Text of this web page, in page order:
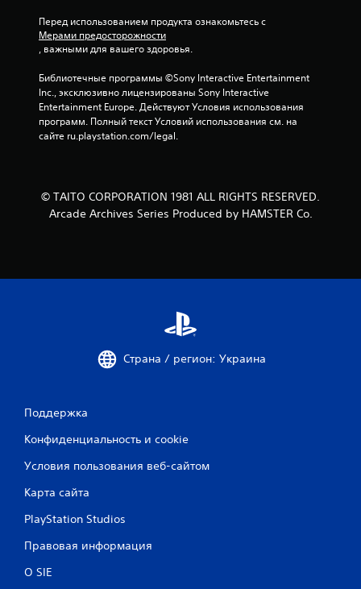
Перед использованием продукта ознакомьтесь с
Мерами предосторожности
, важными для вашего здоровья.
Библиотечные программы ©Sony Interactive Entertainment
Inc., эксклюзивно лицензированы Sony Interactive
Entertainment Europe. Действуют Условия использования
программ. Полный текст Условий использования см. на
сайте ru.playstation.com/legal.
© TAITO CORPORATION 1981 ALL RIGHTS RESERVED.
Arcade Archives Series Produced by HAMSTER Co.
Страна / регион: Украина
Поддержка
Конфиденциальность и cookie
Условия пользования веб-сайтом
Карта сайта
PlayStation Studios
Правовая информация
О SIE